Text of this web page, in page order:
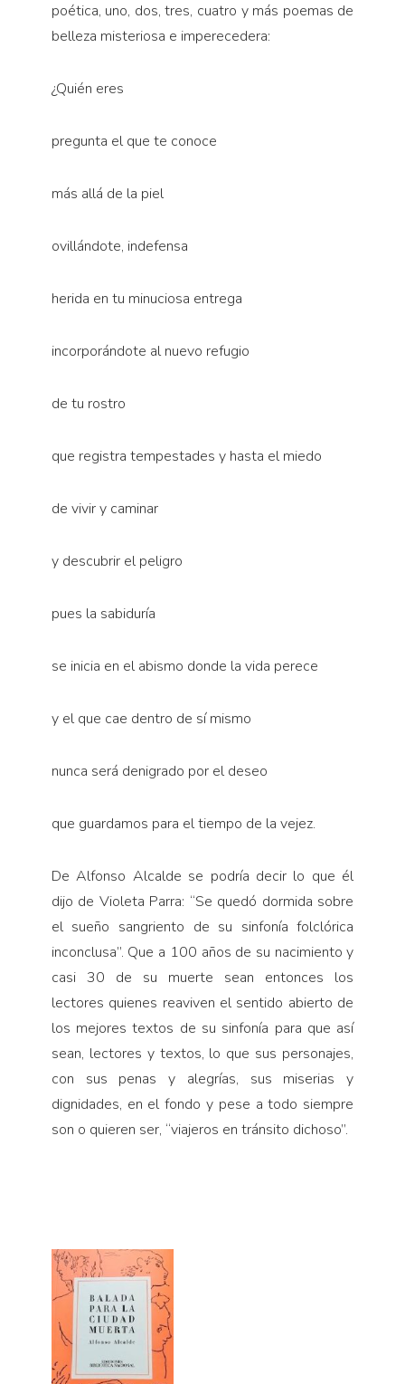
poética, uno, dos, tres, cuatro y más poemas de
belleza misteriosa e imperecedera:
¿Quién eres
pregunta el que te conoce
más allá de la piel
ovillándote, indefensa
herida en tu minuciosa entrega
incorporándote al nuevo refugio
de tu rostro
que registra tempestades y hasta el miedo
de vivir y caminar
y descubrir el peligro
pues la sabiduría
se inicia en el abismo donde la vida perece
y el que cae dentro de sí mismo
nunca será denigrado por el deseo
que guardamos para el tiempo de la vejez.
De Alfonso Alcalde se podría decir lo que él
dijo de Violeta Parra: “Se quedó dormida sobre
el sueño sangriento de su sinfonía folclórica
inconclusa”. Que a 100 años de su nacimiento y
casi 30 de su muerte sean entonces los
lectores quienes reaviven el sentido abierto de
los mejores textos de su sinfonía para que así
sean, lectores y textos, lo que sus personajes,
con sus penas y alegrías, sus miserias y
dignidades, en el fondo y pese a todo siempre
son o quieren ser, “viajeros en tránsito dichoso”.